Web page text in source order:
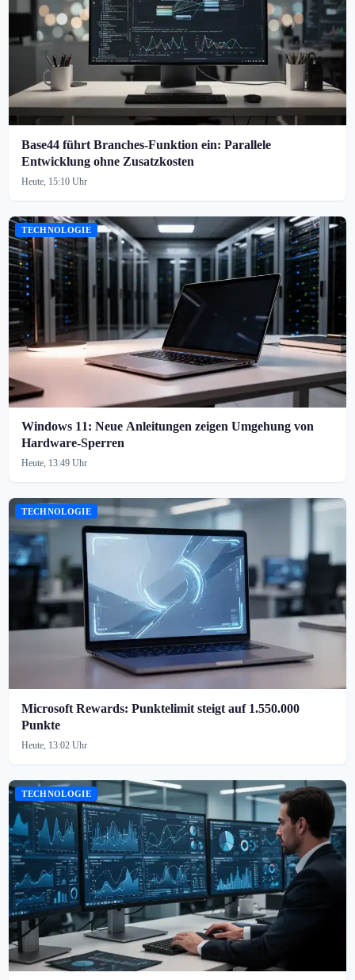
Base44 führt Branches-Funktion ein: Parallele
Entwicklung ohne Zusatzkosten
Heute, 15:10 Uhr
TECHNOLOGIE
Windows 11: Neue Anleitungen zeigen Umgehung von
Hardware-Sperren
Heute, 13:49 Uhr
TECHNOLOGIE
Microsoft Rewards: Punktelimit steigt auf 1.550.000
Punkte
Heute, 13:02 Uhr
TECHNOLOGIE